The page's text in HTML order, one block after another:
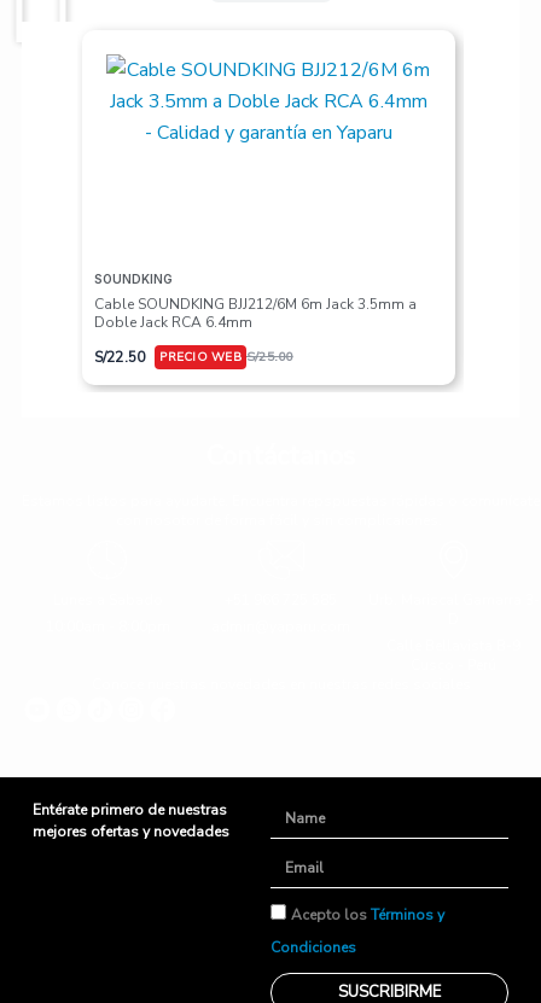
SOUNDKING
Cable SOUNDKING BJJ212/6M 6m Jack 3.5mm a
Doble Jack RCA 6.4mm
S/25.00
S/22.50
Entérate primero de nuestras
mejores ofertas y novedades
Name
Email
TyCAcepto losTérminos y
Condiciones
SUSCRIBIRME